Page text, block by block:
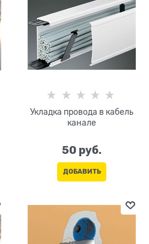
Укладка провода в кабель
канале
50 руб.
ДОБАВИТЬ